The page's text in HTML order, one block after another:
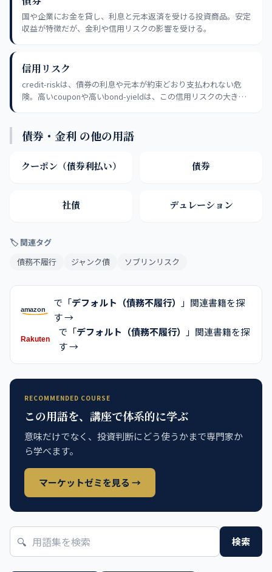
国や企業にお金を貸し、利息と元本返済を受ける投資商品。安定
収益が特徴だが、金利や信用リスクの影響を受ける。
信用リスク
credit-riskは、債券の利息や元本が約束どおり支払われない危
険。高いcouponや高いbond-yieldは、この信用リスクの大きさ
債券・金利 の他の用語
クーポン（債券利払い） 債券
社債 デュレーション
🏷 関連タグ
債務不履行
ジャンク債 ソブリンリスク
で「デフォルト（債務不履行）
」関連書籍を探
す →
で「デフォルト（債務不履行）
」関連書籍を探
す →
RECOMMENDED COURSE
この用語を、講座で体系的に学ぶ
意味だけでなく、投資判断にどう使うかまで専門家か
ら学べます。
マーケットゼミを見る →
🔍 検索